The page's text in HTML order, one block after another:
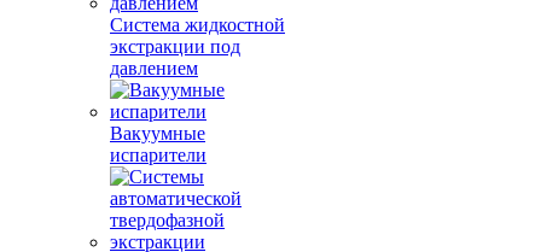
Система жидкостной
экстракции под
давлением
Вакуумные
испарители